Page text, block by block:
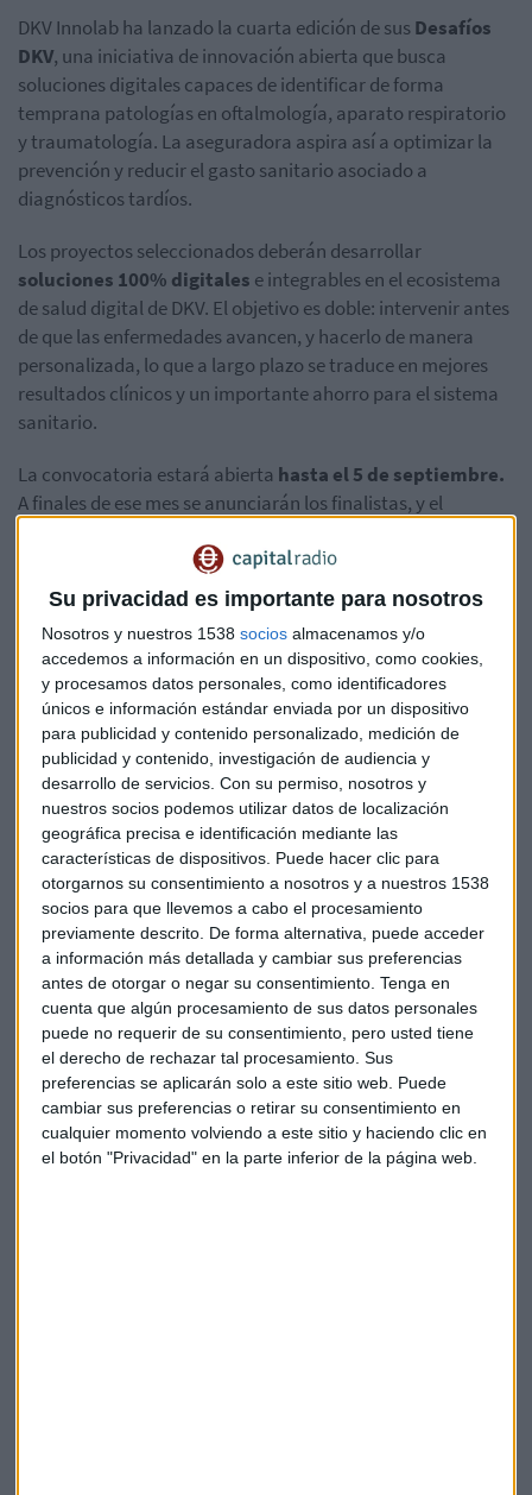
Su privacidad es importante para nosotros
Nosotros y nuestros 1538 socios almacenamos y/o
accedemos a información en un dispositivo, como cookies,
y procesamos datos personales, como identificadores
únicos e información estándar enviada por un dispositivo
para publicidad y contenido personalizado, medición de
publicidad y contenido, investigación de audiencia y
desarrollo de servicios. Con su permiso, nosotros y
nuestros socios podemos utilizar datos de localización
geográfica precisa e identificación mediante las
características de dispositivos. Puede hacer clic para
otorgarnos su consentimiento a nosotros y a nuestros 1538
socios para que llevemos a cabo el procesamiento
previamente descrito. De forma alternativa, puede acceder
a información más detallada y cambiar sus preferencias
antes de otorgar o negar su consentimiento. Tenga en
cuenta que algún procesamiento de sus datos personales
puede no requerir de su consentimiento, pero usted tiene
el derecho de rechazar tal procesamiento. Sus
preferencias se aplicarán solo a este sitio web. Puede
cambiar sus preferencias o retirar su consentimiento en
cualquier momento volviendo a este sitio y haciendo clic en
el botón "Privacidad" en la parte inferior de la página web.
DKV Innolab ha lanzado la cuarta edición de susDesafíos
DKV, una iniciativa de innovación abierta que busca
soluciones digitales capaces de identificar de forma
temprana patologías en oftalmología, aparato respiratorio
y traumatología. La aseguradora aspira así a optimizar la
prevención y reducir el gasto sanitario asociado a
diagnósticos tardíos.
Los proyectos seleccionados deberán desarrollar
soluciones 100% digitales e integrables en el ecosistema
de salud digital de DKV. El objetivo es doble: intervenir antes
de que las enfermedades avancen, y hacerlo de manera
personalizada, lo que a largo plazo se traduce en mejores
resultados clínicos y un importante ahorro para el sistema
sanitario.
La convocatoria estará abierta hasta el 5 de septiembre.
A finales de ese mes se anunciarán los finalistas, y el
Health4Good. Además de un premio económico de
10.000 euros, el proyecto vencedor se incorporará como un
servicio adicional dentro de uno de los seguros de salud de
DKV.
Con presencia en toda España y más de 2 millones de
clientes, DKV refuerza así su apuesta por la
transformación digital del sector asegurador y
sanitario, tras haber centrado ediciones anteriores en
salud mental, envejecimiento saludable y detección precoz
de enfermedades cardiovasculares.
También te puede interesar: